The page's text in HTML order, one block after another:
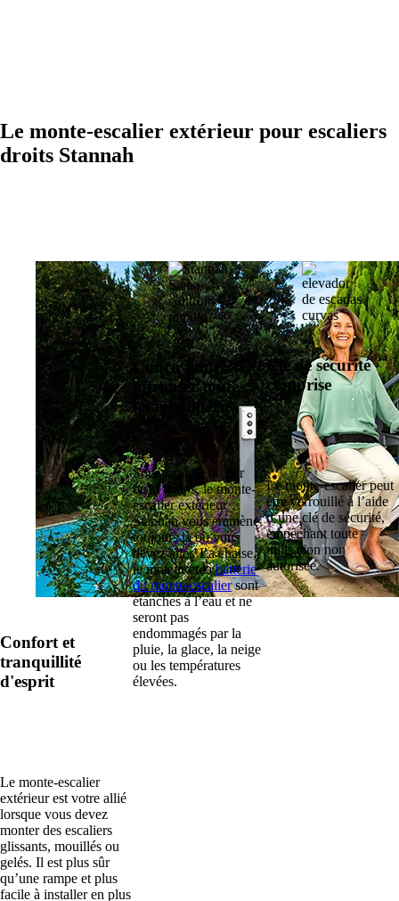
Le monte-escalier extérieur pour escaliers
droits Stannah
Confort et
tranquillité
d'esprit
Le monte-escalier
extérieur est votre allié
lorsque vous devez
monter des escaliers
glissants, mouillés ou
gelés. Il est plus sûr
qu’une rampe et plus
facile à installer en plus
Conçu pour
affronter toutes
les intempéries
Sous la pluie ou par
beau temps, le monte-
escalier extérieur
Stannah vous emmène
toujours là où vous
devez aller. La chaise,
le moteur et labatterie
du monte-escaliersont
étanches à l’eau et ne
seront pas
endommagés par la
pluie, la glace, la neige
ou les températures
élevées.
Clé de sécurité
comprise
Le monte-escalier peut
être verrouillé à l’aide
d’une clé de sécurité,
empêchant toute
utilisation non
autorisée.